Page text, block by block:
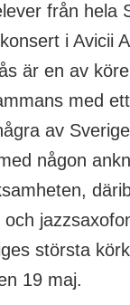
från hela
i Avicii
är en av
med
av
någon
största
19 maj.